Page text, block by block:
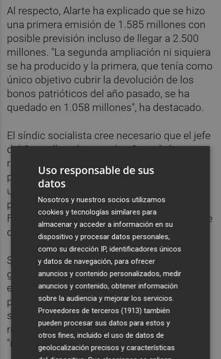
Al respecto, Alarte ha explicado que se hizo
una primera emisión de 1.585 millones con
posible previsión incluso de llegar a 2.500
millones. "La segunda ampliación ni siquiera
se ha producido y la primera, que tenía como
único objetivo cubrir la devolución de los
bonos patrióticos del año pasado, se ha
quedado en 1.058 millones", ha destacado.
El síndic socialista cree necesario que el jefe
del Consell explique en las Corts "cómo va a
resolver este problema, además de los
problemas añadidos". A su juicio, "tenemos
una situación de alarma económica de
primer nivel en la Comunitat Valenciana, y
Fabra, ante la quiebra generalizada, tiene que
dar explicaciones inmediatamente".
Sin embargo, ha asegurado que desde el
grupo popular "directamente han vuelto a
eludir cualquier comparecencia del
presidente Fabra no tramitando nuestra
solicitud con una excusa meramente
reglamentaria", aunque ha subrayado:
"insistiremos en ella".
Uso responsable de sus
datos
Nosotros y nuestros socios utilizamos
cookies y tecnologías similares para
almacenar y acceder a información en su
dispositivo y procesar datos personales,
como su dirección IP, identificadores únicos
y datos de navegación, para ofrecer
anuncios y contenido personalizados, medir
anuncios y contenido, obtener información
sobre la audiencia y mejorar los servicios.
Proveedores de terceros (1913) también
pueden procesar sus datos para estos y
otros fines, incluido el uso de datos de
geolocalización precisos y características